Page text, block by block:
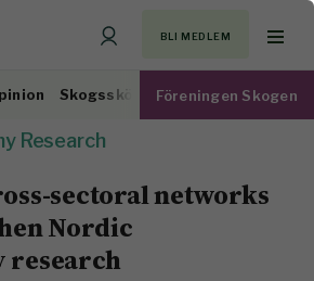
BLI MEDLEM
Skogsskötsel Virkesmarknad
Föreningen Skogen
Research
sectoral networks
Nordic
research